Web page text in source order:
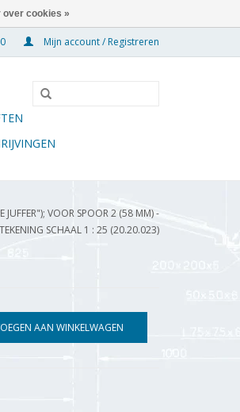
Mijn account / Registreren
VOOR SPOOR 2 (58 MM) -
SCHAAL 1 : 25 (20.20.023)
AAN WINKELWAGEN
over cookies »